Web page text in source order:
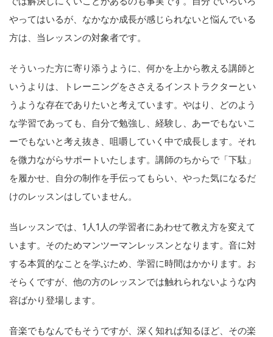
やってはいるが、なかなか成長が感じられないと悩んでいる
方は、当レッスンの対象者です。
そういった方に寄り添うように、何かを上から教える講師と
いうよりは、トレーニングをささえるインストラクターとい
うような存在でありたいと考えています。やはり、どのよう
な学習であっても、自分で勉強し、経験し、あーでもないこ
ーでもないと考え抜き、咀嚼していく中で成長します。それ
を微力ながらサポートいたします。講師のちからで「下駄」
を履かせ、自分の制作を手伝ってもらい、やった気になるだ
けのレッスンはしていません。
当レッスンでは、1人1人の学習者にあわせて教え方を変えて
います。そのためマンツーマンレッスンとなります。音に対
する本質的なことを学ぶため、学習に時間はかかります。お
そらくですが、他の方のレッスンでは触れられないような内
容ばかり登場します。
音楽でもなんでもそうですが、深く知れば知るほど、その楽